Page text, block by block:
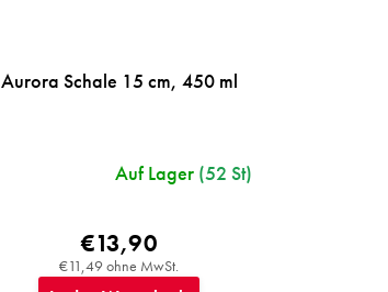
Aurora Schale 15 cm, 450 ml
Auf Lager (52 St)
€11,49 ohne MwSt.
€13,90